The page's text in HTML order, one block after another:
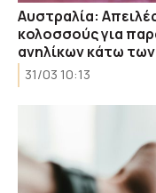
Αυστραλία:
κολοσσούς για
ανηλίκων κάτω
31/03 10:13